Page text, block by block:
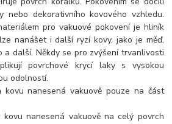
nebo dekorativního kovového vzhledu.
pro vakuové pokovení je hliník
nanášet i další ryzí kovy, jako je měď,
a další. Někdy se pro zvýšení trvanlivosti
povrchové krycí laky s vysokou
odolností.
nanesená vakuově pouze na část
nanesená vakuově na celý povrch